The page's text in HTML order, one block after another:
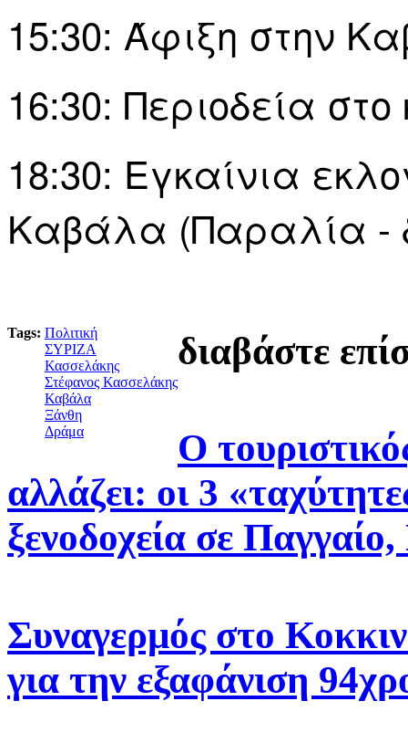
15:30: Άφιξη στην
16:30: Περιοδεία
18:30: Εγκαίνια
Καβάλα (Παραλία -
Tags: Πολιτική
ΣΥΡΙΖΑ
Κασσελάκης
Στέφανος Κασσελάκης
Καβάλα
Ξάνθη
Δράμα
διαβάστε
Ο
αλλάζει: oι 3
ξενοδοχεία σε
Συναγερμός στο
για την εξαφάνιση